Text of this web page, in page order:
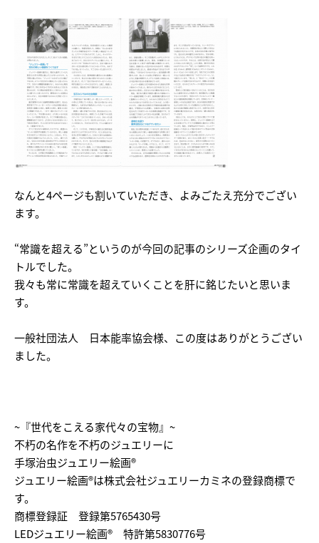
なんと4ページも割いていただき、よみごたえ充分でござい
ます。
“常識を超える”というのが今回の記事のシリーズ企画のタイ
トルでした。
我々も常に常識を超えていくことを肝に銘じたいと思いま
す。
一般社団法人 日本能率協会様、この度はありがとうござい
ました。
~『世代をこえる家代々の宝物』~
不朽の名作を不朽のジュエリーに
手塚治虫ジュエリー絵画®
ジュエリー絵画®は株式会社ジュエリーカミネの登録商標で
す。
商標登録証 登録第5765430号
LEDジュエリー絵画® 特許第5830776号